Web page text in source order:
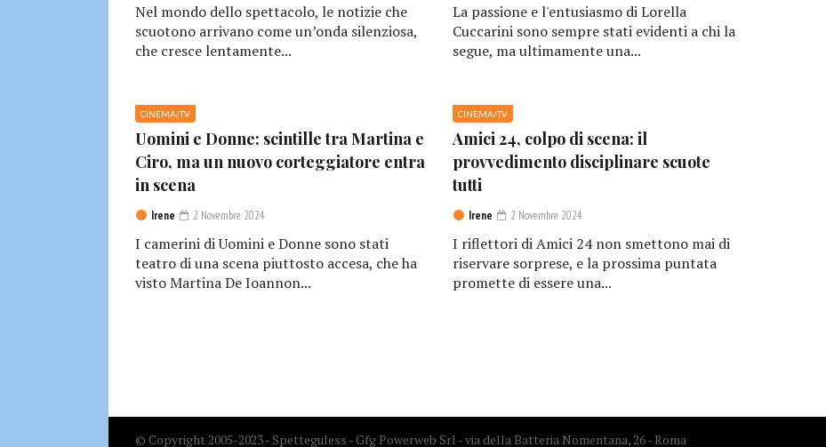
Nel mondo dello spettacolo, le notizie che
scuotono arrivano come un’onda silenziosa,
che cresce lentamente...
La passione e l'entusiasmo di Lorella
Cuccarini sono sempre stati evidenti a chi la
segue, ma ultimamente una...
CINEMA/TV
Uomini e Donne: scintille tra Martina e
Ciro, ma un nuovo corteggiatore entra
in scena
Irene 2 Novembre 2024
I camerini di Uomini e Donne sono stati
teatro di una scena piuttosto accesa, che ha
visto Martina De Ioannon...
CINEMA/TV
Amici 24, colpo di scena: il
provvedimento disciplinare scuote
tutti
Irene 2 Novembre 2024
I riflettori di Amici 24 non smettono mai di
riservare sorprese, e la prossima puntata
promette di essere una...
© Copyright 2005-2023 - Spetteguless - Gfg Powerweb Srl - via della Batteria Nomentana, 26 - Roma